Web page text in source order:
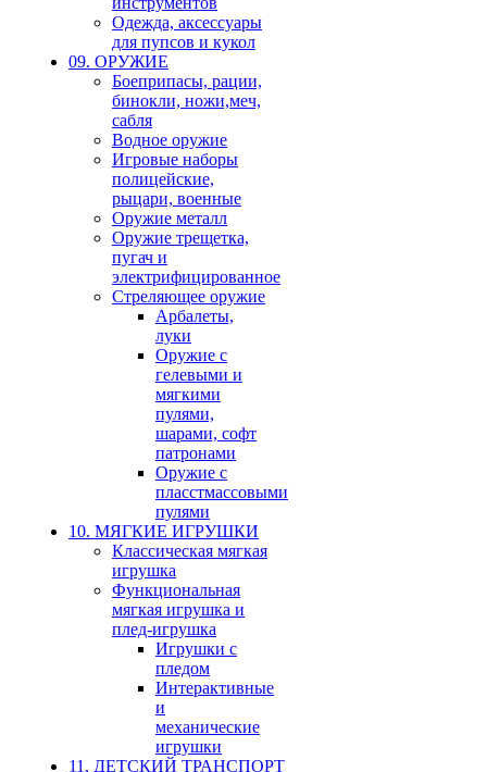
Одежда, аксессуары
для пупсов и кукол
09. ОРУЖИЕ
Боеприпасы, рации,
бинокли, ножи,меч,
сабля
Водное оружие
Игровые наборы
полицейские,
рыцари, военные
Оружие металл
Оружие трещетка,
пугач и
электрифицированное
Стреляющее оружие
Арбалеты,
луки
Оружие с
гелевыми и
мягкими
пулями,
шарами, софт
патронами
Оружие с
пласстмассовыми
пулями
10. МЯГКИЕ ИГРУШКИ
Классическая мягкая
игрушка
Функциональная
мягкая игрушка и
плед-игрушка
Игрушки с
пледом
Интерактивные
и
механические
игрушки
11. ДЕТСКИЙ ТРАНСПОРТ